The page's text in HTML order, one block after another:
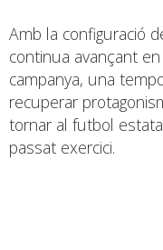
Amb la configuració
continua avançant
campanya, una
recuperar
tornar al futbol
passat exercici.